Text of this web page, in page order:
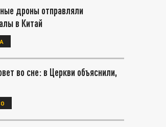
дроны отправляли
в Китай
во сне: в Церкви объяснили,